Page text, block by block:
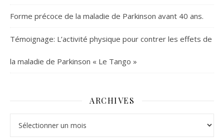
Forme précoce de la maladie de Parkinson avant 40 ans.
Témoignage: L’activité physique pour contrer les effets de
la maladie de Parkinson « Le Tango »
ARCHIVES